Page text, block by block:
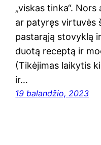
„viskas tinka“.
ar patyręs virtuvės
pastarąją stovyklą
duotą receptą ir
(Tikėjimas laikytis
ir…
19 balandžio, 2023